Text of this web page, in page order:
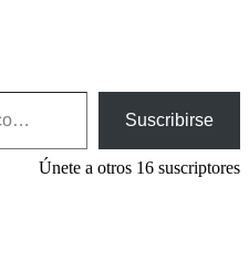
Suscribirse
Únete a otros 16 suscriptores